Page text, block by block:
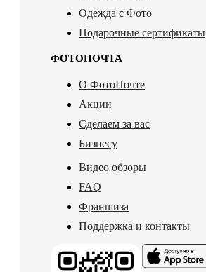
Одежда с Фото
Подарочные сертификаты
ФОТОПОЧТА
О ФотоПочте
Акции
Сделаем за вас
Бизнесу
Видео обзоры
FAQ
Франшиза
Поддержка и контакты